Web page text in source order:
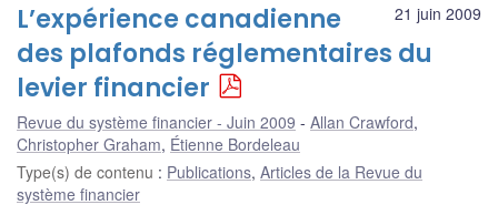
21 juin 2009
L’expérience canadienne
des plafonds réglementaires du
levier financier
Revue du système financier - Juin 2009 Allan Crawford,
Christopher Graham, Étienne Bordeleau
Type(s) de contenu : Publications, Articles de la Revue du
système financier